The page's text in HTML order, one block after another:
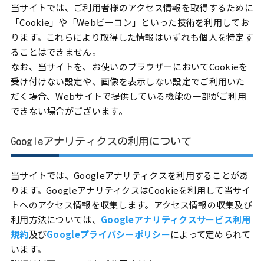
当サイトでは、ご利用者様のアクセス情報を取得するために
「Cookie」や「Webビーコン」といった技術を利用してお
ります。これらにより取得した情報はいずれも個人を特定す
ることはできません。
なお、当サイトを、お使いのブラウザーにおいてCookieを
受け付けない設定や、画像を表示しない設定でご利用いた
だく場合、Webサイトで提供している機能の一部がご利用
できない場合がございます。
Googleアナリティクスの利用について
当サイトでは、Googleアナリティクスを利用することがあ
ります。GoogleアナリティクスはCookieを利用して当サイ
トへのアクセス情報を収集します。アクセス情報の収集及び
利用方法については、 Googleアナリティクスサービス利用
規約及びGoogleプライバシーポリシーによって定められて
います。